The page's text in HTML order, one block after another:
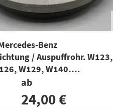
Benz
/ Auspuffrohr. W123,
W129, W140….
ab
24,00 €